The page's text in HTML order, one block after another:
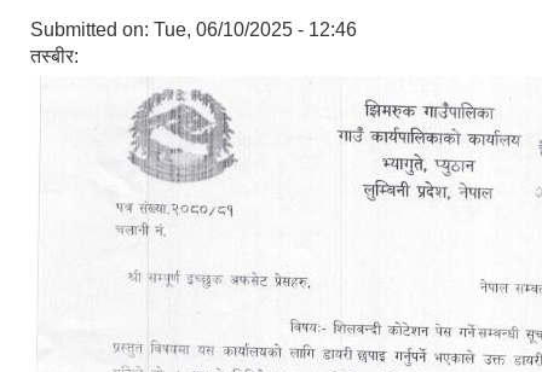
Submitted on: Tue, 06/10/2025 - 12:46
तस्बीर: